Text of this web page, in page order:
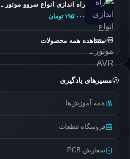
راه اندازی انواع سروو موتور ـ AVR
۱۹۵٬۰۰۰ تومان
مشاهده همه محصولات
مسیرهای یادگیری
همه آموزش‌ها
فروشگاه قطعات
سفارش PCB